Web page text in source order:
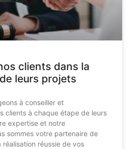
clients dans la
leurs projets
à conseiller et
clients à chaque étape de leurs
expertise et notre
sommes votre partenaire de
réussie de vos